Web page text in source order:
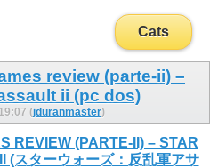
Cats
review (parte-ii) –
ii (pc dos)
(jduranmaster)
REVIEW (PARTE-II) – STAR
(スターウォーズ：反乱軍アサ